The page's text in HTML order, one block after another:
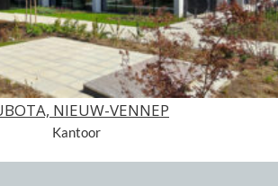
NIEUW-VENNEP
Kantoor